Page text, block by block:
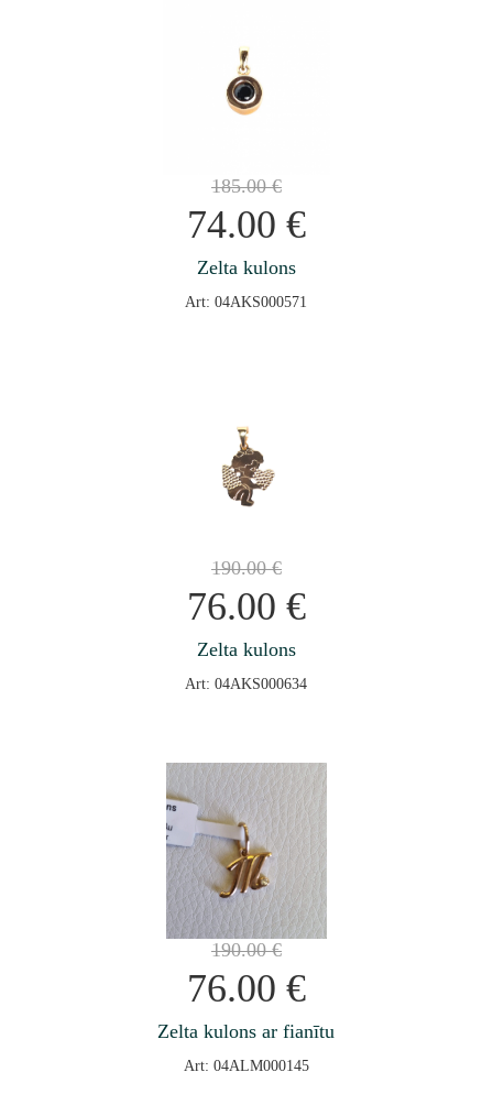
185.00€
74.00 €
Zelta kulons
Art: 04AKS000571
190.00€
76.00 €
Zelta kulons
Art: 04AKS000634
190.00€
76.00 €
Zelta kulons ar fianītu
Art: 04ALM000145